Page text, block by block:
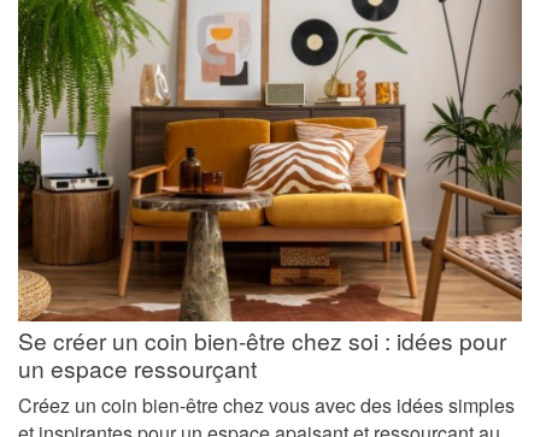
Se créer un coin bien-être chez soi : idées pour
un espace ressourçant
Créez un coin bien-être chez vous avec des idées simples